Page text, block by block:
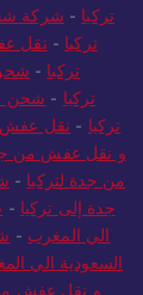
تركيا - شركة
تركيا - نقل
تركيا -
تركيا - شحن
تركيا - نقل عفش
و نقل عفش من
من جدة لتركيا -
جدة إلى تركيا -
الي المغرب -
السعودية الي
و نقل عفش